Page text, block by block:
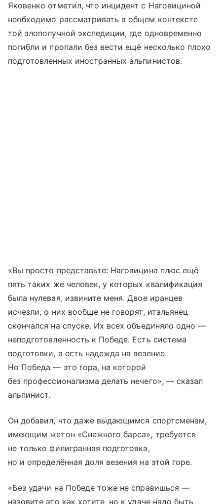
Яковенко отметил, что инцидент с Наговициной
необходимо рассматривать в общем контексте
той злополучной экспедиции, где одновременно
погибли и пропали без вести ещё несколько плохо
подготовленных иностранных альпинистов.
«Вы просто представьте: Наговицина плюс ещё
пять таких же человек, у которых квалификация
была нулевая, извините меня. Двое иранцев
исчезли, о них вообще не говорят, итальянец
скончался на спуске. Их всех объединяло одно —
неподготовленность к Победе. Есть система
подготовки, а есть надежда на везение.
Но Победа — это гора, на которой
без профессионализма делать нечего», — сказал
альпинист.
Он добавил, что даже выдающимся спортсменам,
имеющим жетон «Снежного барса», требуется
не только филигранная подготовка,
но и определённая доля везения на этой горе.
«Без удачи на Победе тоже не справишься —
назовите это как хотите, но к удаче надо быть